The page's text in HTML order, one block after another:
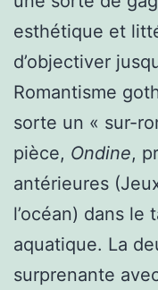
esthétique et
d’objectiver
Romantisme
sorte un « sur-
pièce, Ondine,
antérieures
l’océan) dans le
aquatique. La
surprenante